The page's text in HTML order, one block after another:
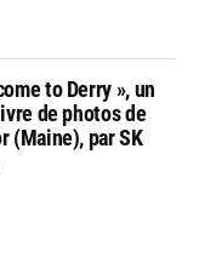
to Derry », un
de photos de
(Maine), par SK